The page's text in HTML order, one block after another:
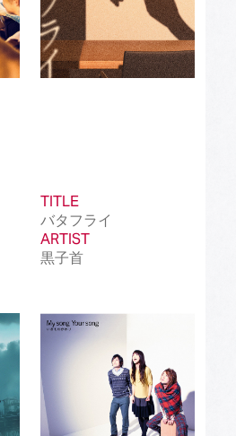
TITLE
バタフライ
ARTIST
黒子首